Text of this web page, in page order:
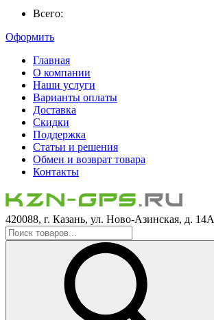
Всего:
Оформить
Главная
О компании
Наши услуги
Варианты оплаты
Доставка
Скидки
Поддержка
Статьи и решения
Обмен и возврат товара
Контакты
420088, г. Казань, ул. Ново-Азинская, д. 14А